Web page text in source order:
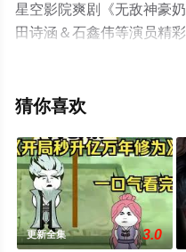
星空影院爽剧《无敌神豪
田诗涵＆石鑫伟等演员精
局剧情已揭晓（更新全集
更多剧情信息可移步至豆
猜你喜欢
更新全集 3.0